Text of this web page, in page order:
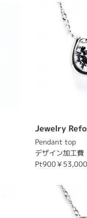
Jewelry
Pendant top
デザイン加工費
Pt900￥53,000